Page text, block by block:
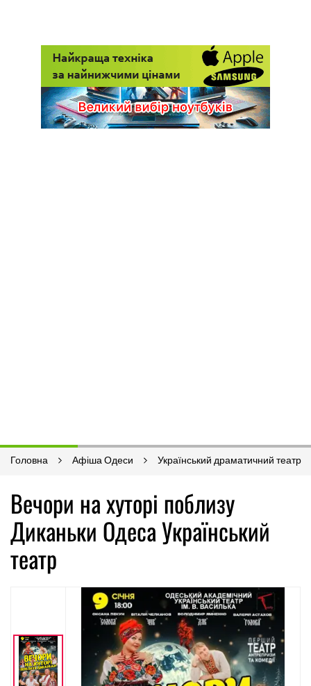
Головна Афіша Одеси Український драматичний театр
Вечори на хуторі поблизу
Диканьки Одеса Український
театр